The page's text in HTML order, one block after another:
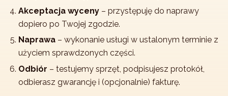
Akceptacja wyceny – przystępuję do naprawy
dopiero po Twojej zgodzie.
Naprawa – wykonanie usługi w ustalonym terminie z
użyciem sprawdzonych części.
Odbiór – testujemy sprzęt, podpisujesz protokół,
odbierasz gwarancję i (opcjonalnie) fakturę.